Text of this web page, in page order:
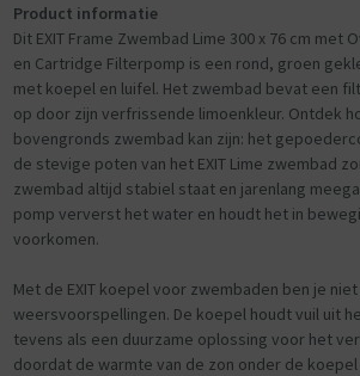
Product informatie
Dit EXIT Frame Zwembad Lime 300 x 76 cm met
en Cartridge Filterpomp is een rond, groen
met koepel en luifel. Het zwembad bevat een
op door zijn verfrissende limoenkleur. Ontdek
bovengronds zwembad kan zijn: het
de stevige poten van het EXIT Lime zwembad
zwembad altijd stabiel staat en jarenlang
pomp ververst het water en houdt het in
voorkomen.
Met de EXIT koepel voor zwembaden ben je
weersvoorspellingen. De koepel houdt vuil uit
tevens als een duurzame oplossing voor het
doordat de warmte van de zon onder de